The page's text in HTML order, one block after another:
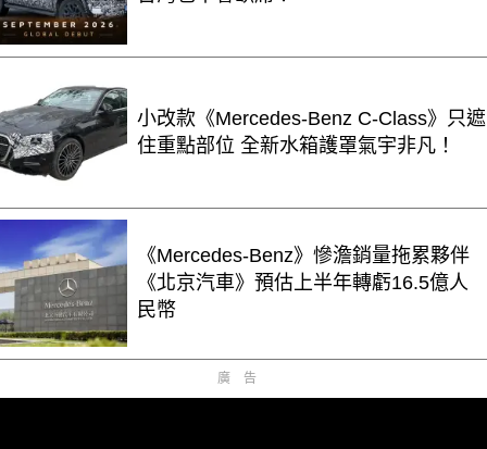
小改款《Mercedes-Benz C-Class》只遮
住重點部位 全新水箱護罩氣宇非凡！
《Mercedes-Benz》慘澹銷量拖累夥伴
《北京汽車》預估上半年轉虧16.5億人
民幣
廣告